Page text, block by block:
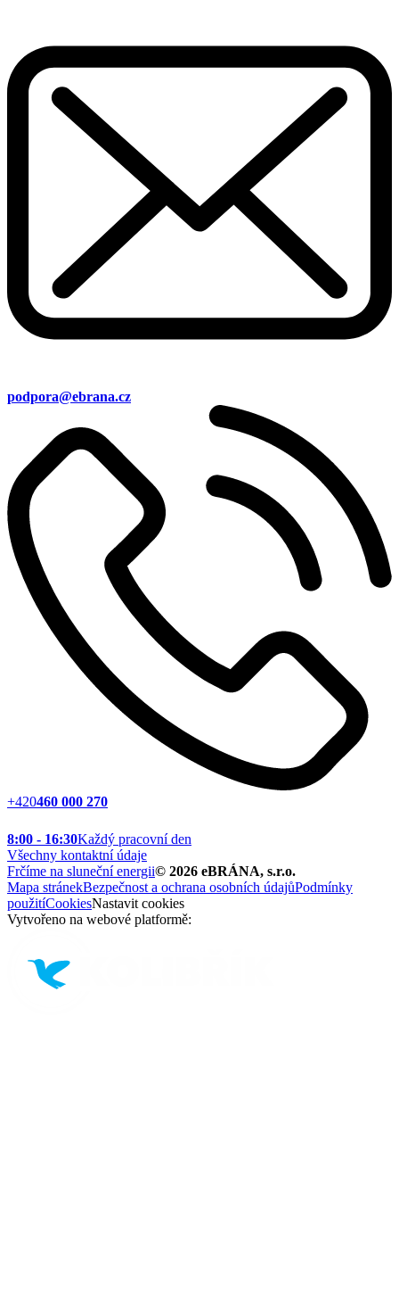
podpora@ebrana.cz
+420460 000 270
8:00 - 16:30Každý pracovní den
Všechny kontaktní údaje
Frčíme na sluneční energii© 2026 eBRÁNA, s.r.o.
Mapa stránekBezpečnost a ochrana osobních údajůPodmínky
použitíCookiesNastavit cookies
Vytvořeno na webové platformě: